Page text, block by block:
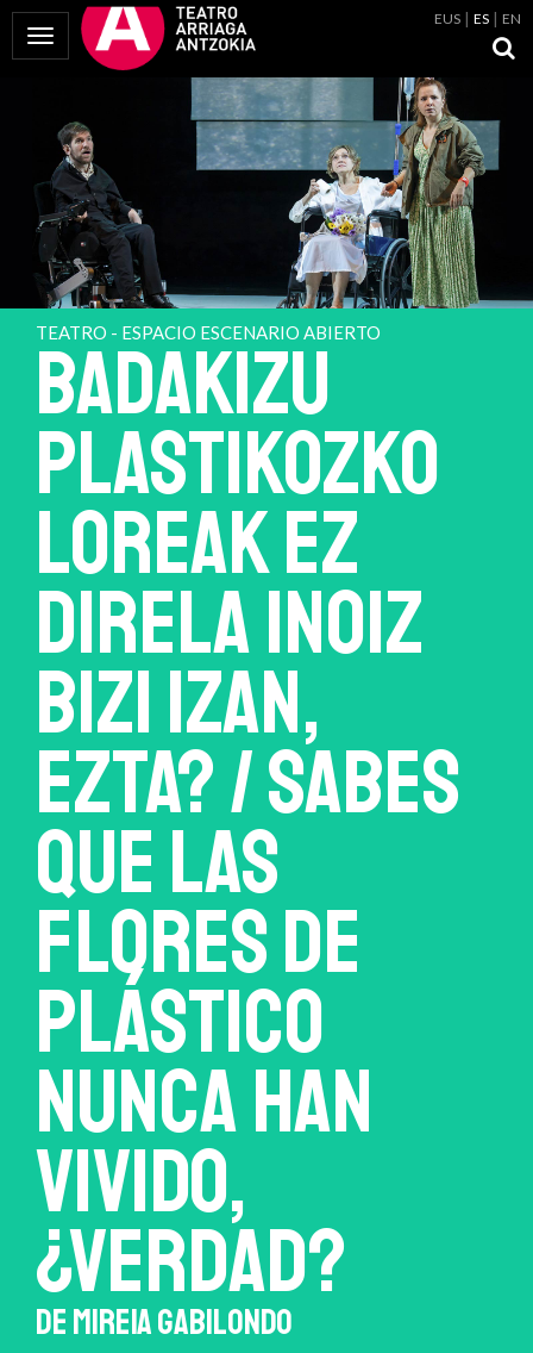
Mostrar Menú
EUS ES EN
TEATRO - ESPACIO ESCENARIO ABIERTO
BADAKIZU
PLASTIKOZKO
LOREAK EZ
DIRELA INOIZ
BIZI IZAN,
EZTA? / SABES
QUE LAS
FLORES DE
PLÁSTICO
NUNCA HAN
VIVIDO,
¿VERDAD?
DE MIREIA GABILONDO